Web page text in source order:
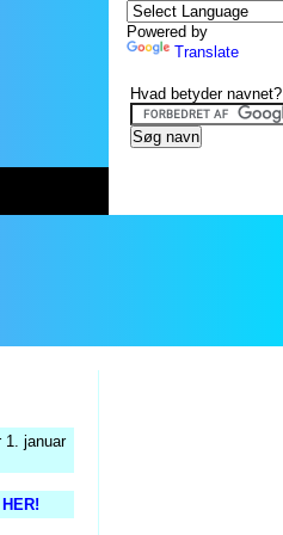
1. januar
Powered by
Translate
Hvad betyder navnet?